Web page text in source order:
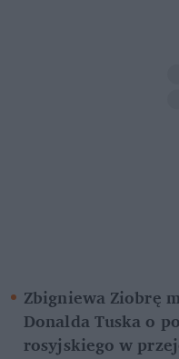
Zbigniewa Ziobrę
Donalda Tuska o
rosyjskiego w